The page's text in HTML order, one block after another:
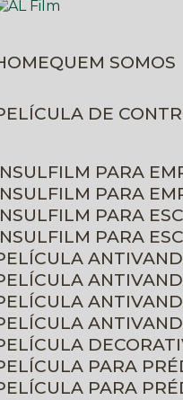
HOME
QUEM SOMOS
PELÍCULA DE
INSULFILM PARA
INSULFILM PARA
INSULFILM PARA
INSULFILM PARA
PELÍCULA
PELÍCULA
PELÍCULA
PELÍCULA
PELÍCULA
PELÍCULA PARA
PELÍCULA PARA